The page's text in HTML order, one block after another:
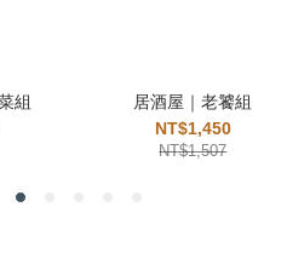
組
居酒屋｜老饕組
NT$1,450
NT$1,507